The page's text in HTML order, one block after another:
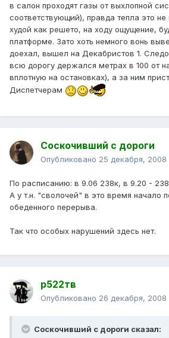
в салон проходят газы от выхлопной
соответствующий), правда тепла это
худой как решето, на ходу ощущение,
платформе. Зато хоть немного вонь
доехал, вышел на Декабристов 1.
всю дорогу держался метрах в 100 от
вплотную на остановках), а за ним
Диспетчерам
Соскочивший с дороги
Опубликовано 25 декабря, 2008
По расписанию: в 9.06 238к, в 9.20 -
А у т.н. "сволочей" в это время начало
обеденного перерыва.
Так что особых нарушений здесь нет.
р522тв
Опубликовано 26 декабря, 2008
Соскочивший с дороги сказал: